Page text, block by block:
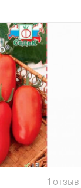
1 отзыв